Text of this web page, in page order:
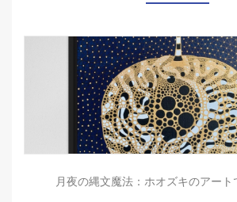
月夜の縄文魔法：ホオズキのアート